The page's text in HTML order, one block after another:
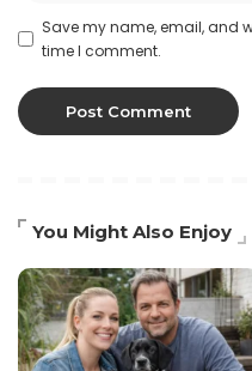
Save my name, email, and
time I comment.
You Might Also Enjoy